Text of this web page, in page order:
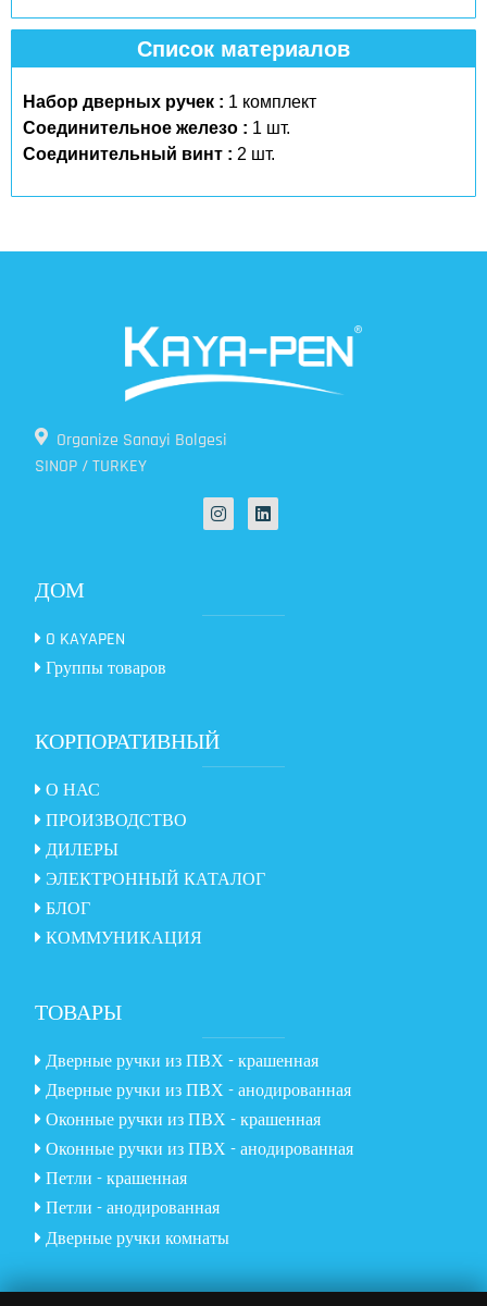
Список материалов
Набор дверных ручек : 1 комплект
Соединительное железо : 1 шт.
Соединительный винт : 2 шт.
Organize Sanayi Bolgesi
SINOP / TURKEY
ДОМ
O KAYAPEN
Группы товаров
КОРПОРАТИВНЫЙ
О НАС
ПРОИЗВОДСТВО
ДИЛЕРЫ
ЭЛЕКТРОННЫЙ КАТАЛОГ
БЛОГ
КОММУНИКАЦИЯ
ТОВАРЫ
Дверные ручки из ПВХ - крашенная
Дверные ручки из ПВХ - анодированная
Оконные ручки из ПВХ - крашенная
Оконные ручки из ПВХ - анодированная
Петли - крашенная
Петли - анодированная
Дверные ручки комнаты